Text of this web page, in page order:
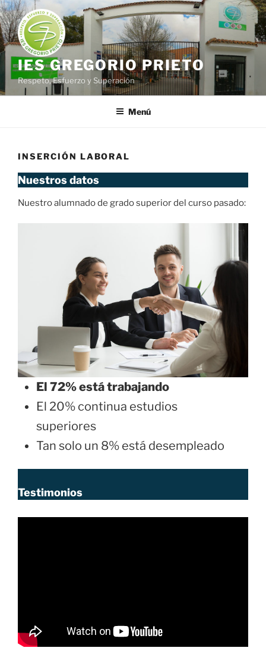
Saltar
al
contenido
IES GREGORIO PRIETO
Respeto, Esfuerzo y Superación
Menú
INSERCIÓN LABORAL
Nuestros datos
Nuestro alumnado de grado superior del curso pasado:
El 72% está trabajando
El 20% continua estudios
superiores
Tan solo un 8% está desempleado
Testimonios